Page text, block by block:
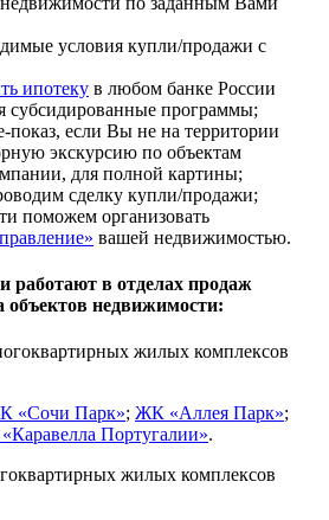
условия купли/продажи с
ипотеку в любом банке России
субсидированные программы;
показ, если Вы не на территории
экскурсию по объектам
для полной картины;
сделку купли/продажи;
поможем организовать
вашей недвижимостью.
в отделах продаж
объектов недвижимости:
жилых комплексов
«Сочи Парк»; ЖК «Аллея Парк»;
Португалии».
жилых комплексов